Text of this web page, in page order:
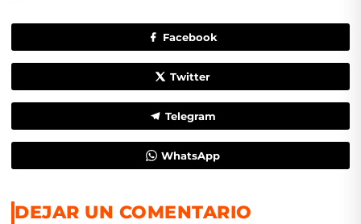
Facebook
Twitter
Telegram
WhatsApp
DEJAR UN COMENTARIO